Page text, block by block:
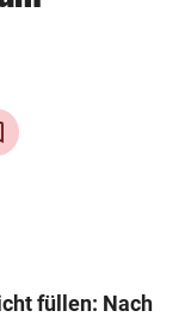
arrow_right
füllen: Nach